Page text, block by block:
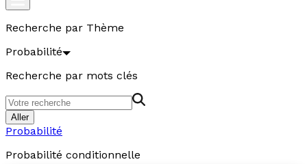
Recherche par Thème
Probabilité
Recherche par mots clés
Aller
Probabilité
Probabilité conditionnelle